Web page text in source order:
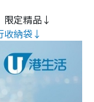
限定精品↓
收納袋↓